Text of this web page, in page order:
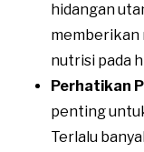
hidangan
memberikan
nutrisi pada
Perhatikan
penting
Terlalu